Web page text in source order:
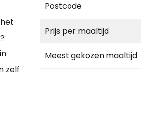
zelf
Postcode
Prijs per maaltijd
Meest gekozen maaltijd